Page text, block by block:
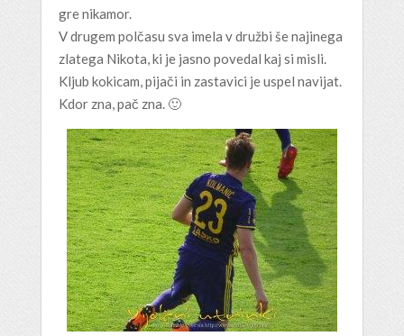
gre nikamor.
V drugem polčasu sva imela v družbi še najinega
zlatega Nikota, ki je jasno povedal kaj si misli.
Kljub kokicam, pijači in zastavici je uspel navijat.
Kdor zna, pač zna. 🙂